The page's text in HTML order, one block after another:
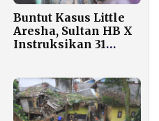
Buntut Kasus Little
Aresha, Sultan HB X
Instruksikan 31
Sementara